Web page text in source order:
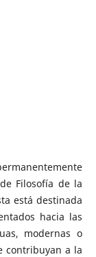
Filosofía de la
está destinada
hacia las
modernas o
contribuyan a la